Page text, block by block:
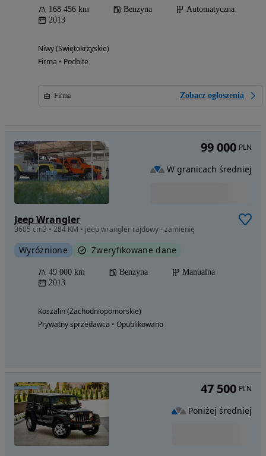
168 456 km Benzyna
Automatyczna
2013
Niwy (Świętokrzyskie)
Firma • Podbite
Firma Zobacz ogłoszenia
Jeep Wrangler
3605 cm3 • 284 KM • jeep wrangler rajdowy - zamienię
Wyróżnione Zweryfikowane dane
49 000 km Benzyna
Manualna
2013
Koszalin (Zachodniopomorskie)
Prywatny sprzedawca • Opublikowano
99 000 PLN
W granicach średniej
47 500 PLN
Poniżej średniej